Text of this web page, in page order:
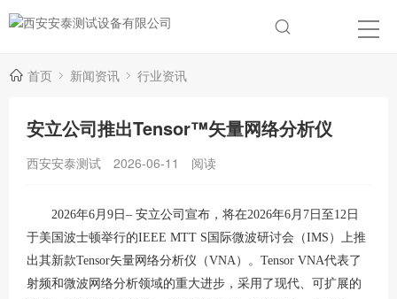
首页 新闻资讯 行业资讯
安立公司推出Tensor™矢量网络分析仪
西安安泰测试 2026-06-11 阅读
2026年6月9日– 安立公司宣布，将在2026年6月7日至12日
于美国波士顿举行的IEEE MTT S国际微波研讨会（IMS）上推
出其新款Tensor矢量网络分析仪（VNA）。Tensor VNA代表了
射频和微波网络分析领域的重大进步，采用了现代、可扩展的